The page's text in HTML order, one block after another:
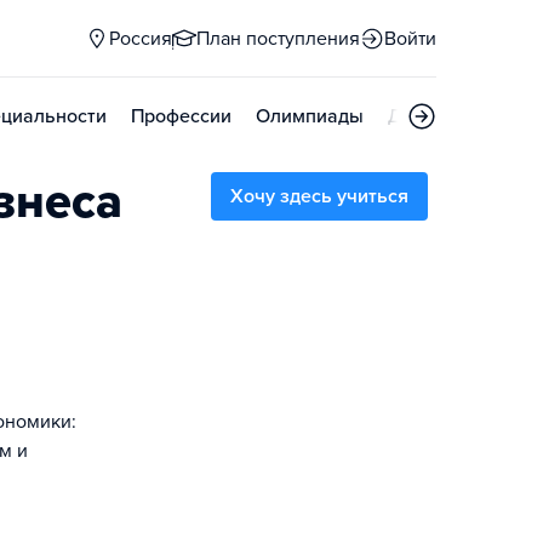
Россия План поступления Войти
Профессии Олимпиады Дни открытых
и
Хочу здесь учиться